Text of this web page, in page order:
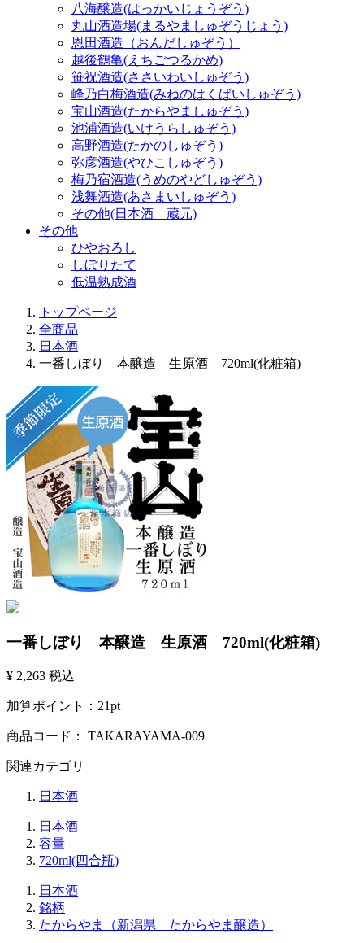
八海醸造(はっかいじょうぞう)
丸山酒造場(まるやましゅぞうじょう)
恩田酒造（おんだしゅぞう）
越後鶴亀(えちごつるかめ)
笹祝酒造(ささいわいしゅぞう)
峰乃白梅酒造(みねのはくばいしゅぞう)
宝山酒造(たからやましゅぞう)
池浦酒造(いけうらしゅぞう)
高野酒造(たかのしゅぞう)
弥彦酒造(やひこしゅぞう)
梅乃宿酒造(うめのやどしゅぞう)
浅舞酒造(あさまいしゅぞう)
その他(日本酒 蔵元)
その他
ひやおろし
しぼりたて
低温熟成酒
トップページ
全商品
日本酒
一番しぼり 本醸造 生原酒 720ml(化粧箱)
一番しぼり 本醸造 生原酒 720ml(化粧箱)
¥ 2,263 税込
加算ポイント： 21pt
商品コード： TAKARAYAMA-009
関連カテゴリ
日本酒
日本酒
容量
720ml(四合瓶)
日本酒
銘柄
たからやま（新潟県 たからやま醸造）